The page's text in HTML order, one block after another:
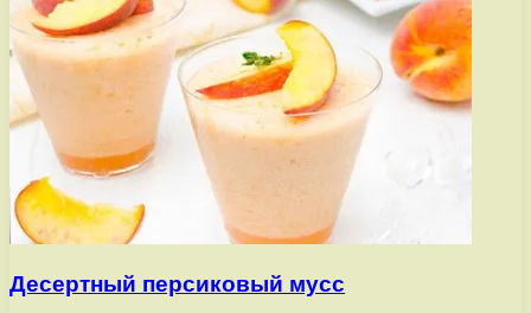
Десертный персиковый мусс